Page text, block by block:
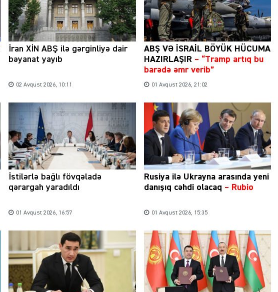
İran XİN ABŞ ilə gərginliyə dair
bəyanat yayıb
02 Avqust 2026, 10:11
ABŞ VƏ İSRAİL BÖYÜK HÜCUMA
HAZIRLAŞIR – “Tramp artıq bu
barədə əmr verib”
01 Avqust 2026, 21:02
İstilərlə bağlı fövqəladə
qərargah yaradıldı
01 Avqust 2026, 16:57
Rusiya ilə Ukrayna arasında yeni
danışıq cəhdi olacaq – Rubio
01 Avqust 2026, 15:35
Şəhərsalma ili və qanunsuz tikintilər: